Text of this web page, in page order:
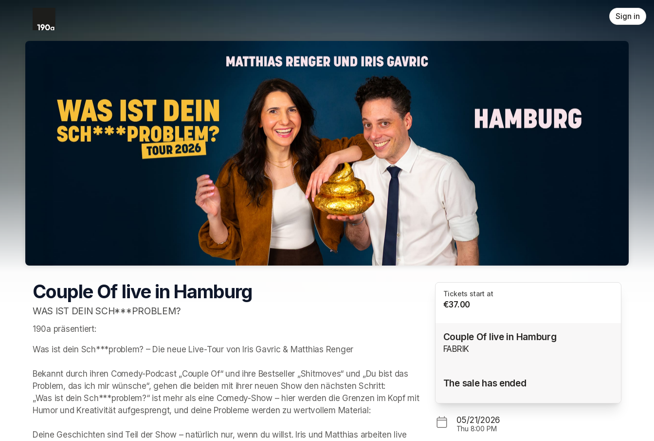
Sign in
Couple Of live in Hamburg
WAS IST DEIN SCH***PROBLEM?
190a präsentiert:
Was ist dein Sch***problem? – Die neue Live-Tour von Iris Gavric & Matthias Renger
Bekannt durch ihren Comedy-Podcast „Couple Of“ und ihre Bestseller „Shitmoves“ und „Du bist das
Problem, das ich mir wünsche“, gehen die beiden mit ihrer neuen Show den nächsten Schritt:
„Was ist dein Sch***problem?“ ist mehr als eine Comedy-Show – hier werden die Grenzen im Kopf mit
Humor und Kreativität aufgesprengt, und deine Probleme werden zu wertvollem Material:
Deine Geschichten sind Teil der Show – natürlich nur, wenn du willst. Iris und Matthias arbeiten live
Tickets start at
€37.00
Couple Of live in Hamburg
FABRIK
The sale has ended
05/21/2026
Thu 8:00 PM